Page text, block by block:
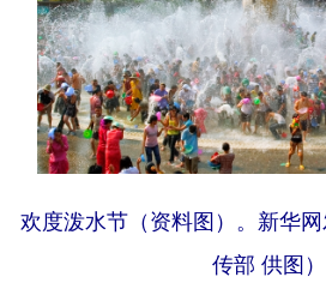
欢度泼水节（资料图）。新华
传部 供图）